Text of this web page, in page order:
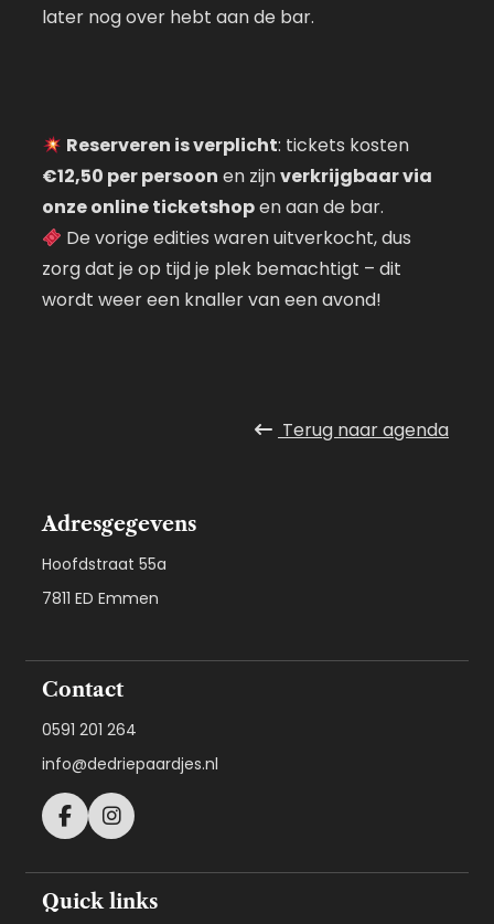
later nog over hebt aan de bar.
Reserveren is verplicht: tickets kosten
€12,50 per persoon en zijnverkrijgbaar via
onze online ticketshopen aan de bar.
De vorige edities waren uitverkocht, dus
zorg dat je op tijd je plek bemachtigt – dit
wordt weer een knaller van een avond!
Terug naaragenda
Adresgegevens
Hoofdstraat 55a
7811 ED Emmen
Contact
0591 201 264
info@dedriepaardjes.nl
Quick links